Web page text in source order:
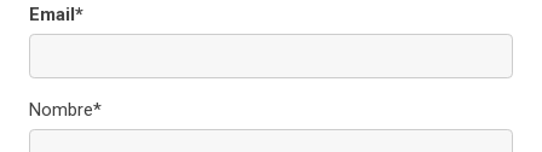
Email*
Nombre*